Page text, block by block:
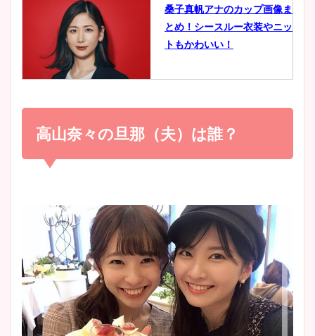
豊島実季アナのカップ画像ま
とめ！美脚や水着姿に年齢も
宇賀神メグアナのニット画像
池谷実悠アナのメガネ画像が
かわいい！カップや水着姿も
まとめた！
桑子真帆アナのカップ画像ま
とめ！シースルー衣装やニッ
トもかわいい！
小室瑛莉子のカップ画像まと
め！足が美脚でニット衣装も
かわいい！
清水麻椰アナのかわいい画
像！身長やカップ、同期や
wikiプロフもチェック！
大家彩香アナのかわいいカッ
プ画像まとめ！同期や実家に
高山奈々の旦那（夫）は誰？